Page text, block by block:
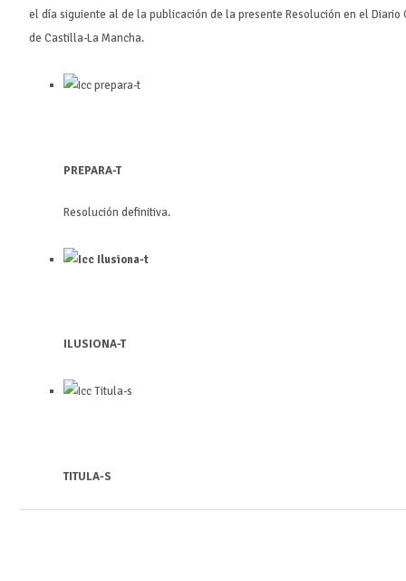
el día siguiente al de la publicación de la presente Resolución en el Diario
de Castilla-La Mancha.
PREPARA-T
Resolución definitiva.
ILUSIONA-T
TITULA-S